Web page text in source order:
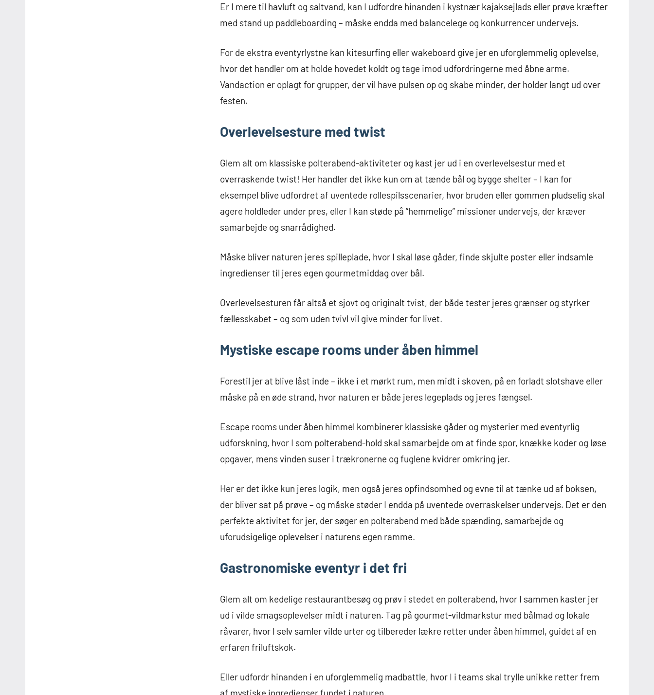
Er I mere til havluft og saltvand, kan I udfordre hinanden i kystnær kajaksejlads eller prøve kræfter
med stand up paddleboarding – måske endda med balancelege og konkurrencer undervejs.
For de ekstra eventyrlystne kan kitesurfing eller wakeboard give jer en uforglemmelig oplevelse,
hvor det handler om at holde hovedet koldt og tage imod udfordringerne med åbne arme.
Vandaction er oplagt for grupper, der vil have pulsen op og skabe minder, der holder langt ud over
festen.
Overlevelsesture med twist
Glem alt om klassiske polterabend-aktiviteter og kast jer ud i en overlevelsestur med et
overraskende twist! Her handler det ikke kun om at tænde bål og bygge shelter – I kan for
eksempel blive udfordret af uventede rollespilsscenarier, hvor bruden eller gommen pludselig skal
agere holdleder under pres, eller I kan støde på “hemmelige” missioner undervejs, der kræver
samarbejde og snarrådighed.
Måske bliver naturen jeres spilleplade, hvor I skal løse gåder, finde skjulte poster eller indsamle
ingredienser til jeres egen gourmetmiddag over bål.
Overlevelsesturen får altså et sjovt og originalt tvist, der både tester jeres grænser og styrker
fællesskabet – og som uden tvivl vil give minder for livet.
Mystiske escape rooms under åben himmel
Forestil jer at blive låst inde – ikke i et mørkt rum, men midt i skoven, på en forladt slotshave eller
måske på en øde strand, hvor naturen er både jeres legeplads og jeres fængsel.
Escape rooms under åben himmel kombinerer klassiske gåder og mysterier med eventyrlig
udforskning, hvor I som polterabend-hold skal samarbejde om at finde spor, knække koder og løse
opgaver, mens vinden suser i trækronerne og fuglene kvidrer omkring jer.
Her er det ikke kun jeres logik, men også jeres opfindsomhed og evne til at tænke ud af boksen,
der bliver sat på prøve – og måske støder I endda på uventede overraskelser undervejs. Det er den
perfekte aktivitet for jer, der søger en polterabend med både spænding, samarbejde og
uforudsigelige oplevelser i naturens egen ramme.
Gastronomiske eventyr i det fri
Glem alt om kedelige restaurantbesøg og prøv i stedet en polterabend, hvor I sammen kaster jer
ud i vilde smagsoplevelser midt i naturen. Tag på gourmet-vildmarkstur med bålmad og lokale
råvarer, hvor I selv samler vilde urter og tilbereder lækre retter under åben himmel, guidet af en
erfaren friluftskok.
Eller udfordr hinanden i en uforglemmelig madbattle, hvor I i teams skal trylle unikke retter frem
af mystiske ingredienser fundet i naturen.